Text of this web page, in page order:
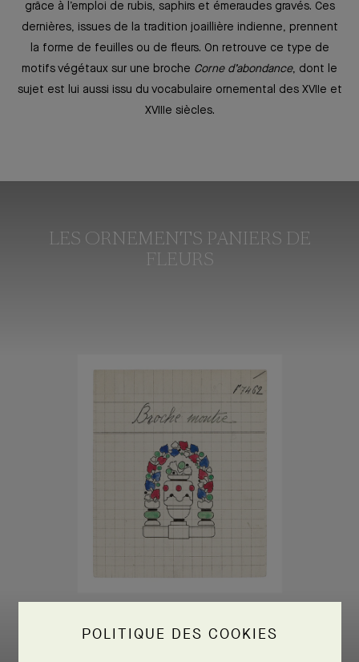
grâce à l’emploi de rubis, saphirs et émeraudes gravés. Ces
dernières, issues de la tradition joaillière indienne, prennent
la forme de feuilles ou de fleurs. On retrouve ce type de
motifs végétaux sur une broche Corne d’abondance, dont le
sujet est lui aussi issu du vocabulaire ornemental des XVIIe et
XVIIIe siècles.
LES ORNEMENTS PANIERS DE
FLEURS
POLITIQUE DES COOKIES